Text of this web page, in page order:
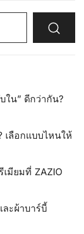
ใน” ดีกว่ากัน?
เลือกแบบไหนให้
เมียมที่ ZAZIO
ละผ้าบาร์บี้